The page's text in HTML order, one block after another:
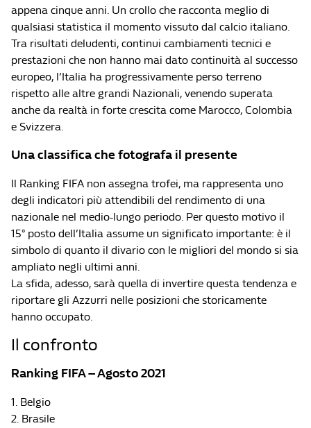
appena cinque anni. Un crollo che racconta meglio di
qualsiasi statistica il momento vissuto dal calcio italiano.
Tra risultati deludenti, continui cambiamenti tecnici e
prestazioni che non hanno mai dato continuità al successo
europeo, l’Italia ha progressivamente perso terreno
rispetto alle altre grandi Nazionali, venendo superata
anche da realtà in forte crescita come Marocco, Colombia
e Svizzera.
Una classifica che fotografa il presente
Il Ranking FIFA non assegna trofei, ma rappresenta uno
degli indicatori più attendibili del rendimento di una
nazionale nel medio-lungo periodo. Per questo motivo il
15° posto dell’Italia assume un significato importante: è il
simbolo di quanto il divario con le migliori del mondo si sia
ampliato negli ultimi anni.
La sfida, adesso, sarà quella di invertire questa tendenza e
riportare gli Azzurri nelle posizioni che storicamente
hanno occupato.
Il confronto
Ranking FIFA – Agosto 2021
1. Belgio
2. Brasile